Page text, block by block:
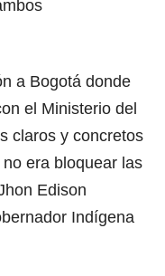
a Bogotá donde
el Ministerio del
claros y concretos
era bloquear las
Edison
Indígena